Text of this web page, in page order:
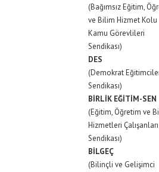
(Bağımsız Eğitim,
ve Bilim Hizmet Kolu
Kamu Görevlileri
Sendikası)
DES
(Demokrat
Sendikası)
BİRLİK EĞİTİM-SEN
(Eğitim, Öğretim ve
Hizmetleri Çalışanları
Sendikası)
BİLGEÇ
(Bilinçli ve Gelişimci